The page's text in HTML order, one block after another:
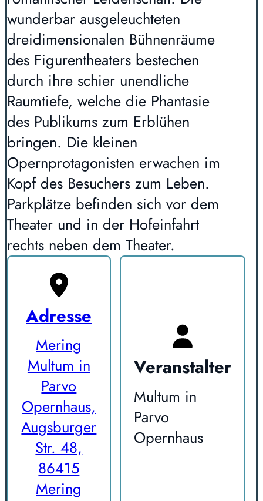
wunderbar ausgeleuchteten
dreidimensionalen Bühnenräume
des Figurentheaters bestechen
durch ihre schier unendliche
Raumtiefe, welche die Phantasie
des Publikums zum Erblühen
bringen. Die kleinen
Opernprotagonisten erwachen im
Kopf des Besuchers zum Leben.
Parkplätze befinden sich vor dem
Theater und in der Hofeinfahrt
rechts neben dem Theater.
Adresse
Mering
Multum in
Parvo
Opernhaus,
Augsburger
Str. 48,
86415
Mering
Veranstalter
Multum in
Parvo
Opernhaus